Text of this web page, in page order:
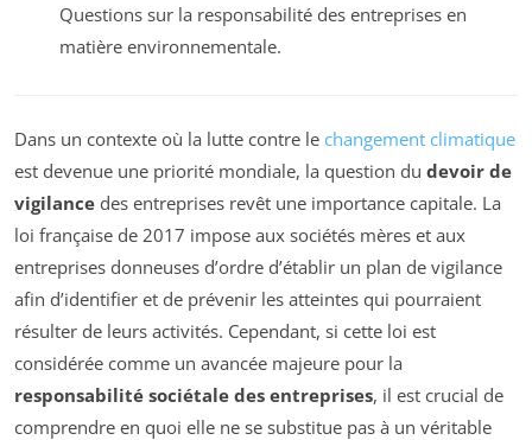
Questions sur la responsabilité des entreprises en
matière environnementale.
Dans un contexte où la lutte contre le changement climatique
est devenue une priorité mondiale, la question du devoir de
vigilance des entreprises revêt une importance capitale. La
loi française de 2017 impose aux sociétés mères et aux
entreprises donneuses d’ordre d’établir un plan de vigilance
afin d’identifier et de prévenir les atteintes qui pourraient
résulter de leurs activités. Cependant, si cette loi est
considérée comme un avancée majeure pour la
responsabilité sociétale des entreprises, il est crucial de
comprendre en quoi elle ne se substitue pas à un véritable